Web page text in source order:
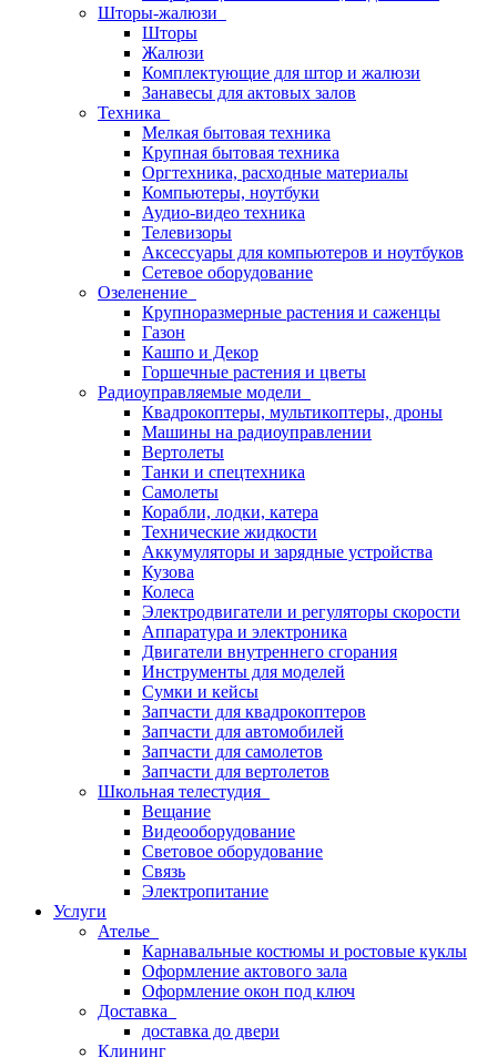
Шторы-жалюзи
Шторы
Жалюзи
Комплектующие для штор и жалюзи
Занавесы для актовых залов
Техника
Мелкая бытовая техника
Крупная бытовая техника
Оргтехника, расходные материалы
Компьютеры, ноутбуки
Аудио-видео техника
Телевизоры
Аксессуары для компьютеров и ноутбуков
Сетевое оборудование
Озеленение
Крупноразмерные растения и саженцы
Газон
Кашпо и Декор
Горшечные растения и цветы
Радиоуправляемые модели
Квадрокоптеры, мультикоптеры, дроны
Машины на радиоуправлении
Вертолеты
Танки и спецтехника
Самолеты
Корабли, лодки, катера
Технические жидкости
Аккумуляторы и зарядные устройства
Кузова
Колеса
Электродвигатели и регуляторы скорости
Аппаратура и электроника
Двигатели внутреннего сгорания
Инструменты для моделей
Сумки и кейсы
Запчасти для квадрокоптеров
Запчасти для автомобилей
Запчасти для самолетов
Запчасти для вертолетов
Школьная телестудия
Вещание
Видеооборудование
Световое оборудование
Связь
Электропитание
Услуги
Ателье
Карнавальные костюмы и ростовые куклы
Оформление актового зала
Оформление окон под ключ
Доставка
доставка до двери
Клининг